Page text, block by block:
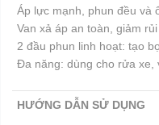
Áp lực mạnh, phun đều và
Van xả áp an toàn, giảm
2 đầu phun linh hoạt: tạo
Đa năng: dùng cho rửa xe,
HƯỚNG DẪN SỬ DỤNG